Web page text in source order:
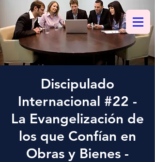
Discipulado
Internacional #22 -
La Evangelización de
los que Confían en
Obras y Bienes -